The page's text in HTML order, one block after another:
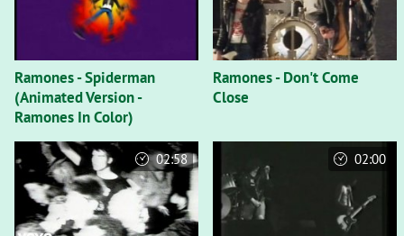
Ramones - Spiderman
(Animated Version -
Ramones In Color)
Ramones - Don't Come
Close
02:58 02:00